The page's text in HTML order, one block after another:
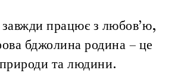
працює з любов’ю,
бджолина родина – це
та людини.